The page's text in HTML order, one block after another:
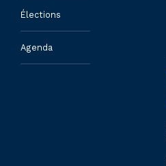
Élections
Agenda